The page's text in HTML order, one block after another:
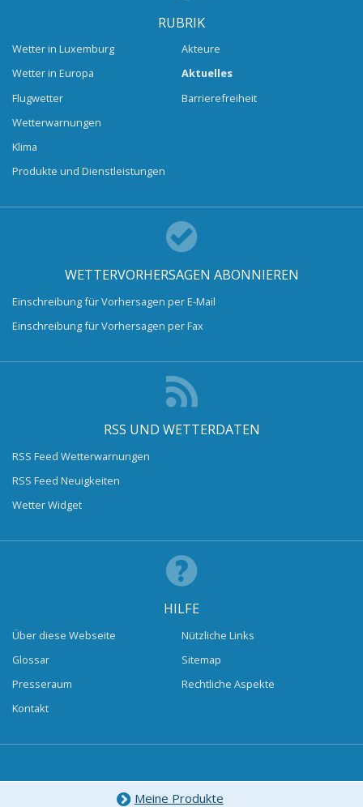
RUBRIK
Wetter in Luxemburg
Wetter in Europa
Flugwetter
Wetterwarnungen
Klima
Produkte und Dienstleistungen
Akteure
Aktuelles
Barrierefreiheit
WETTERVORHERSAGEN ABONNIEREN
Einschreibung für Vorhersagen per E-Mail
Einschreibung für Vorhersagen per Fax
RSS UND WETTERDATEN
RSS Feed Wetterwarnungen
RSS Feed Neuigkeiten
Wetter Widget
HILFE
Über diese Webseite
Glossar
Presseraum
Kontakt
Nützliche Links
Sitemap
Rechtliche Aspekte
Meine Produkte